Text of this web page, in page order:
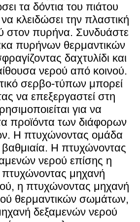
τα δόντια του πιάτου
κλειδώσει την πλαστική
στον πυρήνα. Συνδυάστε
πυρήνων θερμαντικών
δαχτυλίδι και
νερού από κοινού.
σερβο-τύπων μπορεί
να επεξεργαστεί στη
για να
προϊόντα των διάφορων
Η πτυχώνοντας ομάδα
βαθμιαία. Η πτυχώνοντας
νερού επίσης η
μηχανή
η πτυχώνοντας μηχανή
θερμαντικών σωμάτων,
δεξαμενών νερού